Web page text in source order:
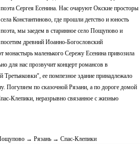
поэта Сергея Есенина. Нас очаруют Окские просторы
села Константиново, где прошли детство и юность
поэта, мы заедем в старинное село Пощупово и
посетим древний Иоанно-Богословский
маленького Сережу Есенина привозила
для нас прозвучит концерт романсов в
Третьяковки", ее помпезное здание принадлежало
Погуляем по сказочной Рязани, а по дороге домой
Клепики, неразрывно связанное с жизнью
→ Рязань → Спас-Клепики